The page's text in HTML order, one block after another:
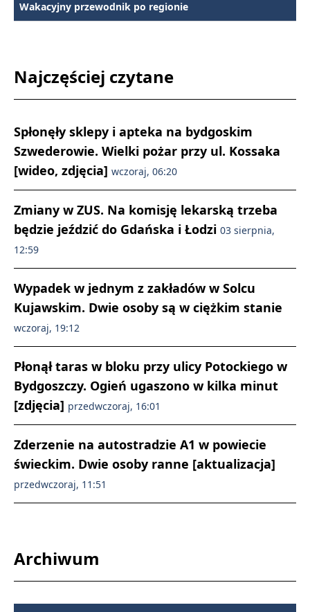
Wakacyjny przewodnik po regionie
Najczęściej czytane
Spłonęły sklepy i apteka na bydgoskim
Szwederowie. Wielki pożar przy ul. Kossaka
[wideo, zdjęcia] wczoraj, 06:20
Zmiany w ZUS. Na komisję lekarską trzeba
będzie jeździć do Gdańska i Łodzi 03 sierpnia,
12:59
Wypadek w jednym z zakładów w Solcu
Kujawskim. Dwie osoby są w ciężkim stanie
wczoraj, 19:12
Płonął taras w bloku przy ulicy Potockiego w
Bydgoszczy. Ogień ugaszono w kilka minut
[zdjęcia] przedwczoraj, 16:01
Zderzenie na autostradzie A1 w powiecie
świeckim. Dwie osoby ranne [aktualizacja]
przedwczoraj, 11:51
Archiwum